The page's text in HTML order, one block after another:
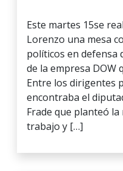
Este martes 15se
Lorenzo una mesa
políticos en defensa
de la empresa DOW
Entre los dirigentes
encontraba el
Frade que planteó la
trabajo y […]